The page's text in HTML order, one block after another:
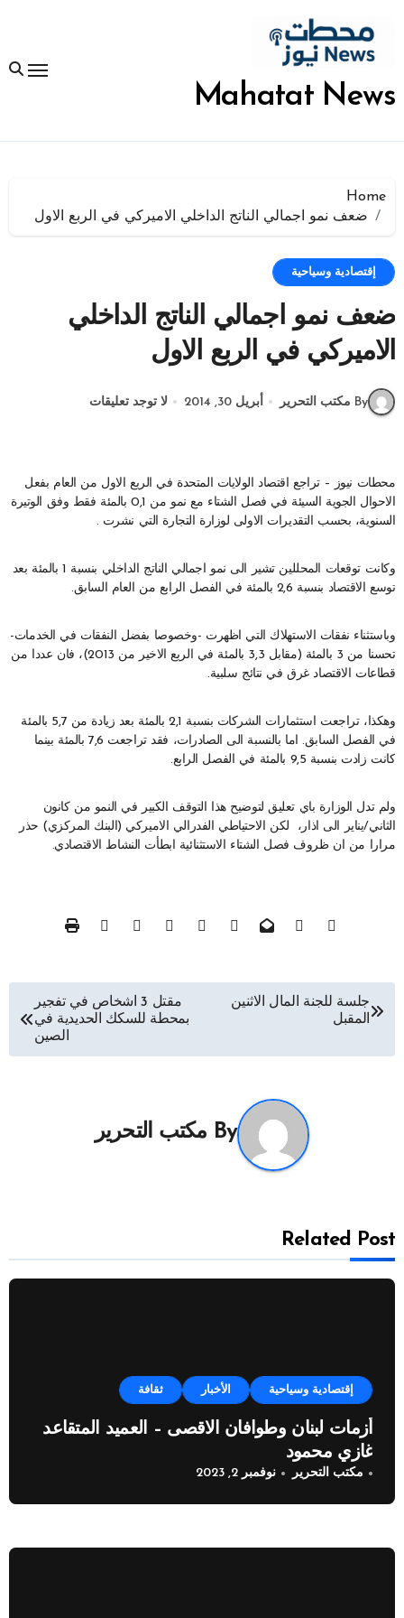
المحتوى
Mahatat News
Home
ضعف نمو اجمالي الناتج الداخلي الاميركي في الربع الاول
إقتصادية وسياحية
ضعف نمو اجمالي الناتج الداخلي
الاميركي في الربع الاول
By مكتب التحرير أبريل 30, 2014 لا توجد تعليقات
محطات نيوز – تراجع اقتصاد الولايات المتحدة في الربع الاول من العام بفعل
الاحوال الجوية السيئة في فصل الشتاء مع نمو من 0,1 بالمئة فقط وفق الوتيرة
السنوية، بحسب التقديرات الاولى لوزارة التجارة التي نشرت .
وكانت توقعات المحللين تشير الى نمو اجمالي الناتج الداخلي بنسبة 1 بالمئة بعد
توسع الاقتصاد بنسبة 2,6 بالمئة في الفصل الرابع من العام السابق.
وباستثناء نفقات الاستهلاك التي اظهرت -وخصوصا بفضل النفقات في الخدمات-
تحسنا من 3 بالمئة (مقابل 3,3 بالمئة في الربع الاخير من 2013)، فان عددا من
قطاعات الاقتصاد غرق في نتائج سلبية.
وهكذا، تراجعت استثمارات الشركات بنسبة 2,1 بالمئة بعد زيادة من 5,7 بالمئة
في الفصل السابق. اما بالنسبة الى الصادرات، فقد تراجعت 7,6 بالمئة بينما
كانت زادت بنسبة 9,5 بالمئة في الفصل الرابع.
ولم تدل الوزارة باي تعليق لتوضيح هذا التوقف الكبير في النمو من كانون
الثاني/يناير الى اذار، لكن الاحتياطي الفدرالي الاميركي (البنك المركزي) حذر
مرارا من ان ظروف فصل الشتاء الاستثنائية ابطأت النشاط الاقتصادي.
تصفّح
جلسة للجنة المال الاثنين
المقبل
مقتل 3 اشخاص في تفجير
بمحطة للسكك الحديدية في
الصين
By مكتب التحرير
Related Post
إقتصادية وسياحية الأخبار ثقافة
أزمات لبنان وطوافان الاقصى – العميد المتقاعد
غازي محمود
مكتب التحرير نوفمبر 2, 2023